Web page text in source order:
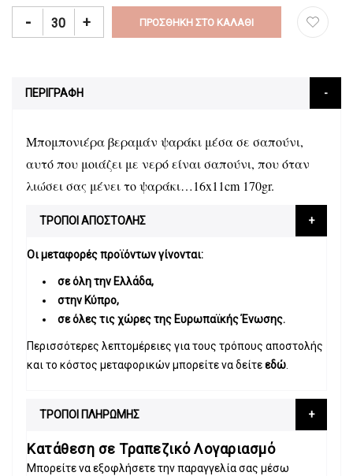
- + ΠΡΟΣΘΉΚΗ ΣΤΟ ΚΑΛΆΘΙ
ΠΕΡΙΓΡΑΦΗ
Μπομπονιέρα βεραμάν ψαράκι μέσα σε σαπούνι,
αυτό που μοιάζει με νερό είναι σαπούνι, που όταν
λιώσει σας μένει το ψαράκι…16x11cm 170gr.
ΤΡΟΠΟΙ ΑΠΟΣΤΟΛΗΣ
Οι μεταφορές προϊόντων γίνονται:
σε όλη την Ελλάδα,
στην Κύπρο,
σε όλες τις χώρες της Ευρωπαϊκής Ένωσης.
Περισσότερες λεπτομέρειες για τους τρόπους αποστολής
και το κόστος μεταφορικών μπορείτε να δείτεεδώ.
ΤΡΟΠΟΙ ΠΛΗΡΩΜΗΣ
Κατάθεση σε Τραπεζικό Λογαριασμό
Μπορείτε να εξοφλήσετε την παραγγελία σας μέσω